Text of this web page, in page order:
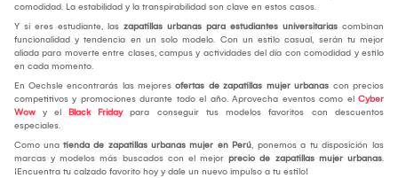
comodidad. La estabilidad y la transpirabilidad son clave en estos casos.
Y si eres estudiante, las zapatillas urbanas para estudiantes universitarias combinan
funcionalidad y tendencia en un solo modelo. Con un estilo casual, serán tu mejor
aliada para moverte entre clases, campus y actividades del día con comodidad y estilo
en cada momento.
En Oechsle encontrarás las mejores ofertas de zapatillas mujer urbanas con precios
competitivos y promociones durante todo el año. Aprovecha eventos como el Cyber
Wow y el Black Fridaypara conseguir tus modelos favoritos con descuentos
especiales.
Como una tienda de zapatillas urbanas mujer en Perú, ponemos a tu disposición las
marcas y modelos más buscados con el mejor precio de zapatillas mujer urbanas.
¡Encuentra tu calzado favorito hoy y dale un nuevo impulso a tu estilo!